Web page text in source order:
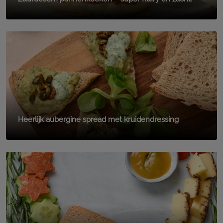
Heerlijk aubergine spread met kruidendressing